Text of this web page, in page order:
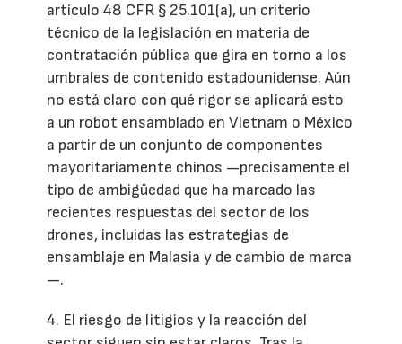
artículo 48 CFR § 25.101(a), un criterio
técnico de la legislación en materia de
contratación pública que gira en torno a los
umbrales de contenido estadounidense. Aún
no está claro con qué rigor se aplicará esto
a un robot ensamblado en Vietnam o México
a partir de un conjunto de componentes
mayoritariamente chinos —precisamente el
tipo de ambigüedad que ha marcado las
recientes respuestas del sector de los
drones, incluidas las estrategias de
ensamblaje en Malasia y de cambio de marca
—.
4. El riesgo de litigios y la reacción del